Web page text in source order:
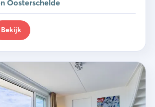
Oosterschelde
Bekijk